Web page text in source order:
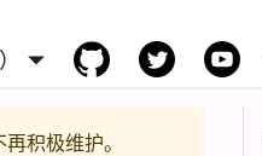
积极维护。